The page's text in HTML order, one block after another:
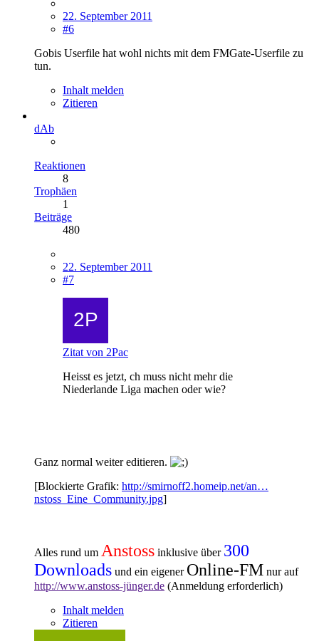
22. September 2011
#6
Gobis Userfile hat wohl nichts mit dem FMGate-Userfile zu
tun.
Inhalt melden
Zitieren
dAb
Reaktionen
8
Trophäen
1
Beiträge
480
22. September 2011
#7
Zitat von 2Pac
Heisst es jetzt, ch muss nicht mehr die
Niederlande Liga machen oder wie?
Ganz normal weiter editieren.
[Blockierte Grafik: http://smirnoff2.homeip.net/an…
nstoss_Eine_Community.jpg]
Alles rund um Anstoss inklusive über 300
Downloads und ein eigener Online-FM nur auf
http://www.anstoss-jünger.de (Anmeldung erforderlich)
Inhalt melden
Zitieren